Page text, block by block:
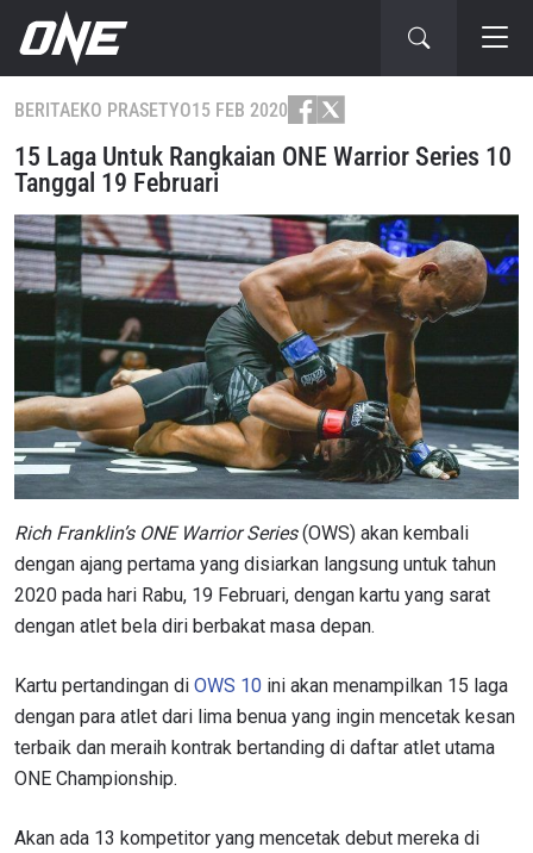
BERITAEKO PRASETYO15 FEB 2020
15 Laga Untuk Rangkaian ONE Warrior Series 10
Tanggal 19 Februari
Rich Franklin’s ONE Warrior Series(OWS) akan kembali
dengan ajang pertama yang disiarkan langsung untuk tahun
2020 pada hari Rabu, 19 Februari, dengan kartu yang sarat
dengan atlet bela diri berbakat masa depan.
Kartu pertandingan di OWS 10 ini akan menampilkan 15 laga
dengan para atlet dari lima benua yang ingin mencetak kesan
terbaik dan meraih kontrak bertanding di daftar atlet utama
ONE Championship.
Akan ada 13 kompetitor yang mencetak debut mereka di